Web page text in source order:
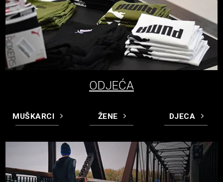
ODJEĆA
MUŠKARCI ŽENE DJECA